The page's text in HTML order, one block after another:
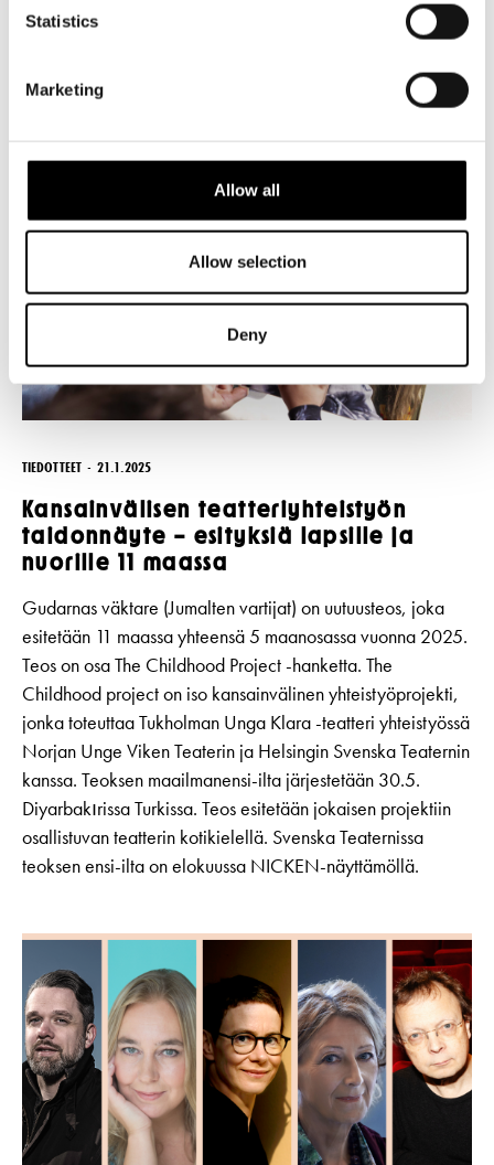
Statistics
Marketing
Allow all
Allow selection
Deny
Kaikki kuvat: Lars Opstad
TIEDOTTEET 21.1.2025
Kansainvälisen teatteriyhteistyön
taidonnäyte – esityksiä lapsille ja
nuorille 11 maassa
Gudarnas väktare (Jumalten vartijat) on uutuusteos, joka
esitetään 11 maassa yhteensä 5 maanosassa vuonna 2025.
Teos on osa The Childhood Project -hanketta. The
Childhood project on iso kansainvälinen yhteistyöprojekti,
jonka toteuttaa Tukholman Unga Klara -teatteri yhteistyössä
Norjan Unge Viken Teaterin ja Helsingin Svenska Teaternin
kanssa. Teoksen maailmanensi-ilta järjestetään 30.5.
Diyarbakırissa Turkissa. Teos esitetään jokaisen projektiin
osallistuvan teatterin kotikielellä. Svenska Teaternissa
teoksen ensi-ilta on elokuussa NICKEN-näyttämöllä.